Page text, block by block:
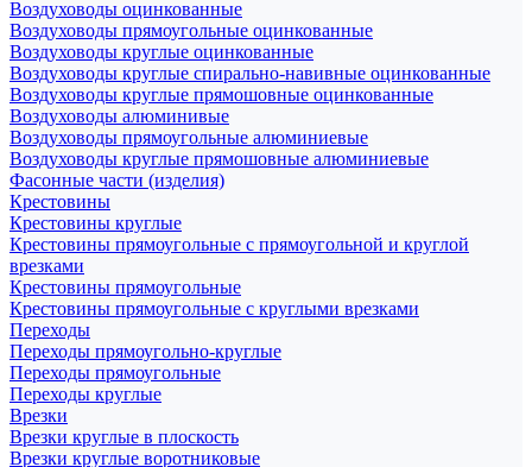
Воздуховоды оцинкованные
Воздуховоды прямоугольные оцинкованные
Воздуховоды круглые оцинкованные
Воздуховоды круглые спирально-навивные оцинкованные
Воздуховоды круглые прямошовные оцинкованные
Воздуховоды алюминивые
Воздуховоды прямоугольные алюминиевые
Воздуховоды круглые прямошовные алюминиевые
Фасонные части (изделия)
Крестовины
Крестовины круглые
Крестовины прямоугольные с прямоугольной и круглой
врезками
Крестовины прямоугольные
Крестовины прямоугольные с круглыми врезками
Переходы
Переходы прямоугольно-круглые
Переходы прямоугольные
Переходы круглые
Врезки
Врезки круглые в плоскость
Врезки круглые воротниковые